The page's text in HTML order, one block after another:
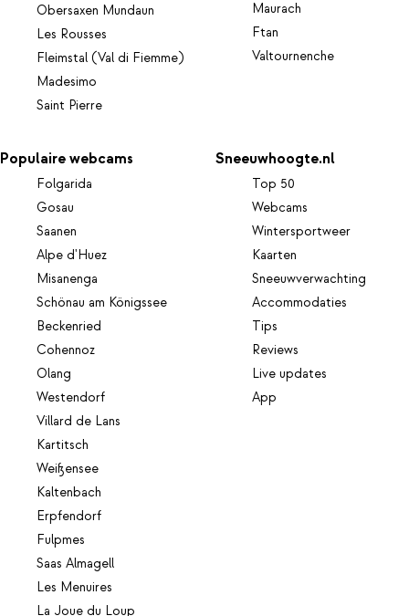
Obersaxen Mundaun
Les Rousses
Fleimstal (Val di Fiemme)
Madesimo
Saint Pierre
Maurach
Ftan
Valtournenche
Populaire webcams
Folgarida
Gosau
Saanen
Alpe d'Huez
Misanenga
Schönau am Königssee
Beckenried
Cohennoz
Olang
Westendorf
Villard de Lans
Kartitsch
Weißensee
Kaltenbach
Erpfendorf
Fulpmes
Saas Almagell
Les Menuires
La Joue du Loup
Sneeuwhoogte.nl
Top 50
Webcams
Wintersportweer
Kaarten
Sneeuwverwachting
Accommodaties
Tips
Reviews
Live updates
App